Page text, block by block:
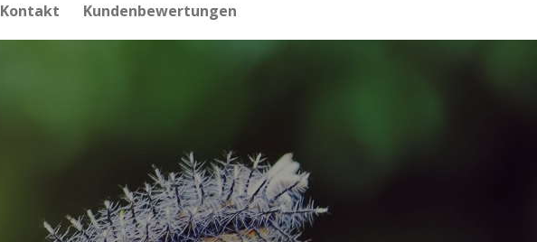
Kontakt Kundenbewertungen